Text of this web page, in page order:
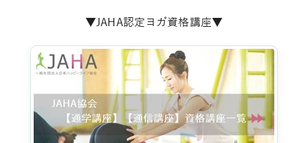
▼JAHA認定ヨガ資格講座▼